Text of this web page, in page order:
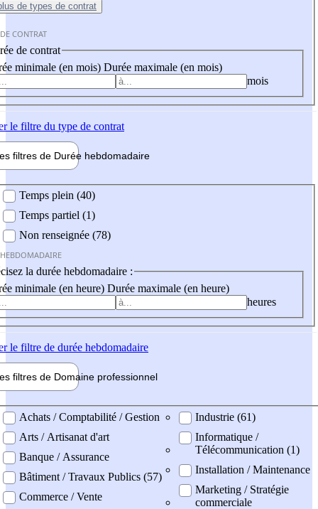
de types de contrat
CONTRAT
de contrat
minimale (en mois) Durée maximale (en mois)
mois
le filtre du type de contrat
filtres de Durée hebdomadaire
Temps plein (40)
Temps partiel (1)
Non renseignée (78)
la durée hebdomadaire :
minimale (en heure) Durée maximale (en heure)
heures
le filtre de durée hebdomadaire
filtres de Domaine professionnel
professionel
Achats / Comptabilité / Gestion
Arts / Artisanat d'art
Banque / Assurance
Bâtiment / Travaux Publics (57)
Commerce / Vente
Industrie (61)
Informatique /
Télécommunication (1)
Installation / Maintenance
Marketing / Stratégie
commerciale